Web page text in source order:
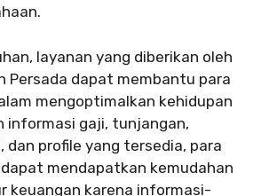
layanan yang diberikan oleh
Persada dapat membantu para
mengoptimalkan kehidupan
informasi gaji, tunjangan,
dan profile yang tersedia, para
mendapatkan kemudahan
keuangan karena informasi-